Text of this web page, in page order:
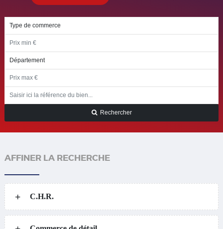
Rechercher
AFFINER LA RECHERCHE
C.H.R.